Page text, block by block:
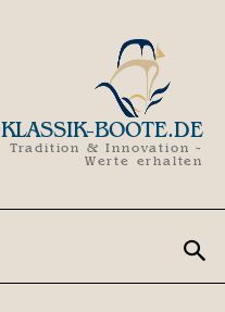
KLASSIK-BOOTE.DE
Tradition & Innovation -
Werte erhalten